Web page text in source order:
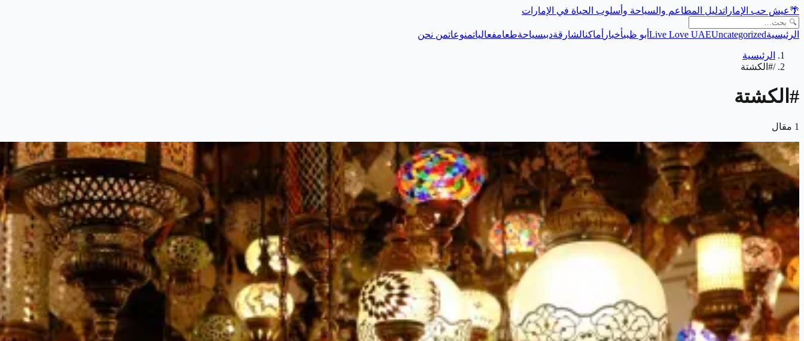
🌴عيش حب الإماراتدليل المطاعم والسياحة وأسلوب الحياة في الإمارات
الرئيسية Live Love UAEUncategorized أبو ظبيأخبار أماكنالشارقةدبيسياحةطعامفعالياتمنوعاتمن نحن
الرئيسية
/#الكشتة
# الكشتة
1 مقال